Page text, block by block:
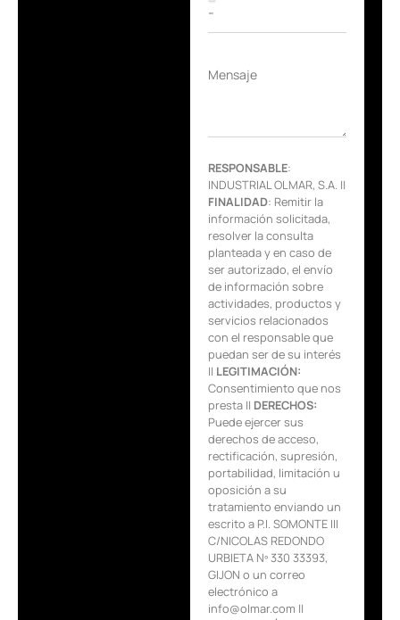
Mensaje
RESPONSABLE:
INDUSTRIAL OLMAR, S.A. ||
FINALIDAD: Remitir la
información solicitada,
resolver la consulta
planteada y en caso de
ser autorizado, el envío
de información sobre
actividades, productos y
servicios relacionados
con el responsable que
puedan ser de su interés
|| LEGITIMACIÓN:
Consentimiento que nos
presta || DERECHOS:
Puede ejercer sus
derechos de acceso,
rectificación, supresión,
portabilidad, limitación u
oposición a su
tratamiento enviando un
escrito a P.I. SOMONTE III
C/NICOLAS REDONDO
URBIETA Nº 330 33393,
GIJON o un correo
electrónico a
info@olmar.com ||